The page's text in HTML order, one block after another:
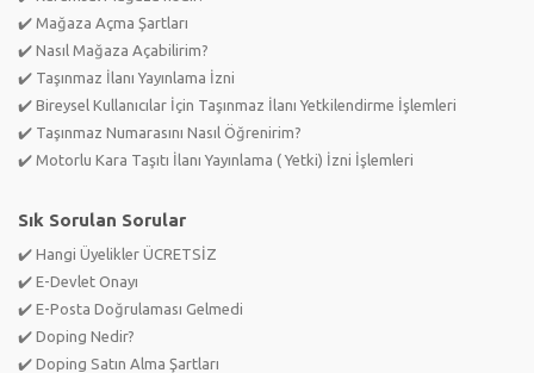
✔️ Mağaza Açma Şartları
✔️ Nasıl Mağaza Açabilirim?
✔️ Taşınmaz İlanı Yayınlama İzni
✔️ Bireysel Kullanıcılar İçin Taşınmaz İlanı Yetkilendirme İşlemleri
✔️ Taşınmaz Numarasını Nasıl Öğrenirim?
✔️ Motorlu Kara Taşıtı İlanı Yayınlama ( Yetki) İzni İşlemleri
Sık Sorulan Sorular
✔️ Hangi Üyelikler ÜCRETSİZ
✔️ E-Devlet Onayı
✔️ E-Posta Doğrulaması Gelmedi
✔️ Doping Nedir?
✔️ Doping Satın Alma Şartları